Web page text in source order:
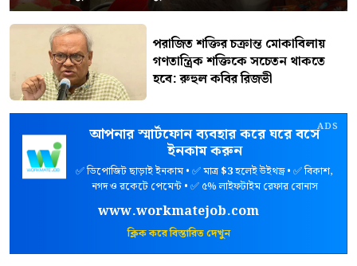
পরাজিত শক্তির চক্রান্ত মোকাবিলায়
গণতান্ত্রিক শক্তিকে সচেতন থাকতে
হবে: রুহুল কবির রিজভী
ADS
আপনার স্মার্টফোন ব্যবহার করে ঘরে বসে
ইনকাম করুন
✅ ডিপোজিট ছাড়াই ইনকাম • ✅ মাত্র$3হলেই উইথড্র • ✅ বিকাশ,
নগদ ও রকেটে পেমেন্ট • ✅ ৫% লাইফটাইম রেফার বোনাস
www.workmatejob.com
ক্লিক করে বিস্তারিত দেখুন